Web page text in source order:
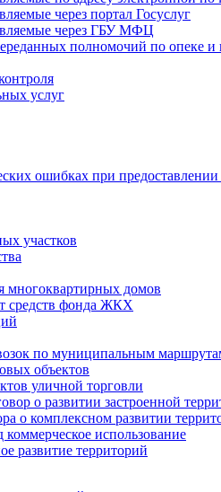
через портал Госуслуг
через ГБУ МФЦ
полномочий по опеке и
услуг
ошибках при
участков
многоквартирных домов
средств фонда ЖКХ
по муниципальным
объектов
уличной торговли
о развитии застроенной
о комплексном развитии
использование
развитие территорий